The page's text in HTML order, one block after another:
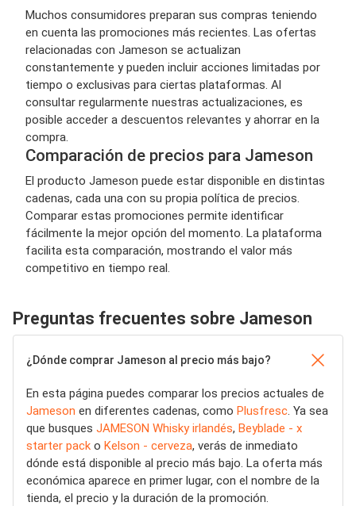
Muchos consumidores preparan sus compras teniendo
en cuenta las promociones más recientes. Las ofertas
relacionadas con Jameson se actualizan
constantemente y pueden incluir acciones limitadas por
tiempo o exclusivas para ciertas plataformas. Al
consultar regularmente nuestras actualizaciones, es
posible acceder a descuentos relevantes y ahorrar en la
compra.
Comparación de precios para Jameson
El producto Jameson puede estar disponible en distintas
cadenas, cada una con su propia política de precios.
Comparar estas promociones permite identificar
fácilmente la mejor opción del momento. La plataforma
facilita esta comparación, mostrando el valor más
competitivo en tiempo real.
Preguntas frecuentes sobre Jameson
¿Dónde comprar Jameson al precio más bajo?
En esta página puedes comparar los precios actuales de
Jameson en diferentes cadenas, como Plusfresc . Ya sea
que busques JAMESON Whisky irlandés, Beyblade - x
starter pack o Kelson - cerveza, verás de inmediato
dónde está disponible al precio más bajo. La oferta más
económica aparece en primer lugar, con el nombre de la
tienda, el precio y la duración de la promoción.